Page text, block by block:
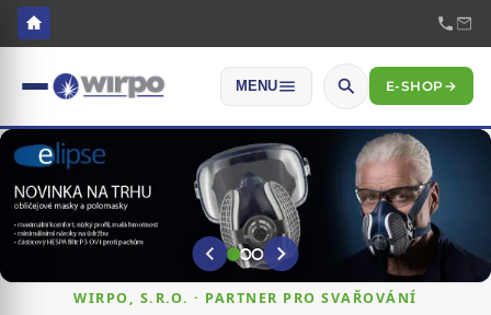
MENU E-SHOP→
WIRPO, S.R.O. · PARTNER PRO SVAŘOVÁNÍ